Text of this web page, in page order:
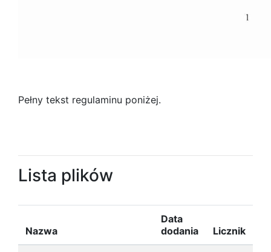
Pełny tekst regulaminu poniżej.
Lista plików
Nazwa
Data
dodania
Licznik